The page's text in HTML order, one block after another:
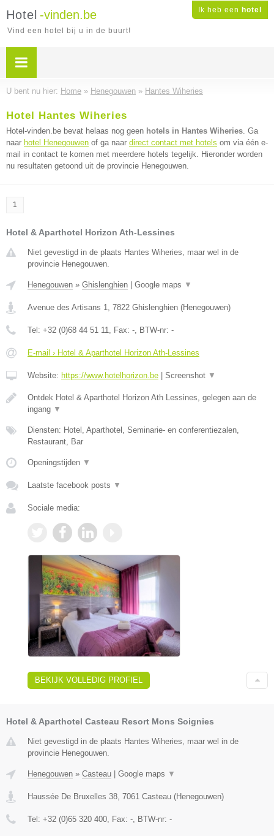
Ik heb een hotel
Hotel -vinden.be
Vind een hotel bij u in de buurt!
U bent nu hier: Home » Henegouwen » Hantes Wiheries
Hotel Hantes Wiheries
Hotel-vinden.be bevat helaas nog geen hotels in Hantes Wiheries. Ga
naar hotel Henegouwen of ga naar direct contact met hotels om via één e-
mail in contact te komen met meerdere hotels tegelijk. Hieronder worden
nu resultaten getoond uit de provincie Henegouwen.
1
Hotel & Aparthotel Horizon Ath-Lessines
Niet gevestigd in de plaats Hantes Wiheries, maar wel in de
provincie Henegouwen.
Henegouwen » Ghislenghien Google maps ▼
Avenue des Artisans 1, 7822 Ghislenghien (Henegouwen)
Tel: +32 (0)68 44 51 11, Fax: -, BTW-nr: -
E-mail › Hotel & Aparthotel Horizon Ath-Lessines
Website: https://www.hotelhorizon.be Screenshot ▼
Ontdek Hotel & Aparthotel Horizon Ath Lessines, gelegen aan de
ingang ▼
Diensten: Hotel, Aparthotel, Seminarie- en conferentiezalen,
Restaurant, Bar
Openingstijden ▼
Laatste facebook posts ▼
Sociale media:
BEKIJK VOLLEDIG PROFIEL
Hotel & Aparthotel Casteau Resort Mons Soignies
Niet gevestigd in de plaats Hantes Wiheries, maar wel in de
provincie Henegouwen.
Henegouwen » Casteau | Google maps ▼
Haussée De Bruxelles 38 7061 Casteau (Henegouwen)
Tel: +32 (0)65 320 400 , Fax: - , BTW-nr: -